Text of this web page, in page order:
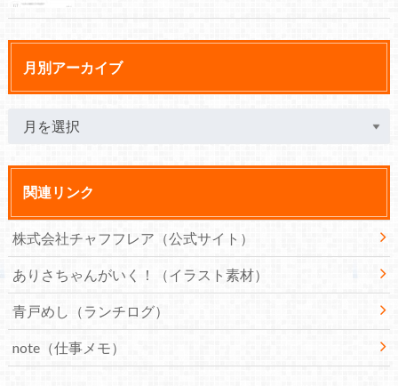
月別アーカイブ
関連リンク
株式会社チャフフレア（公式サイト）
ありさちゃんがいく！（イラスト素材）
青戸めし（ランチログ）
note（仕事メモ）